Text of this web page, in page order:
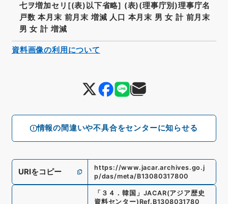
情報の間違いや不具合をセンターに知らせる
七ヲ増加セリ[(表)以下省略] (表)(理事庁別)理事庁名
戸数 本月末 前月末 増減 人口 本月末 男 女 計 前月末
男 女 計 増減
URIをコピー
https://www.jacar.archives.go.j
p/das/meta/B13080317800
「 ３４．韓国 」 JACAR(アジア歴史
資料センター) Ref. B1308031780
資料画像の利用について